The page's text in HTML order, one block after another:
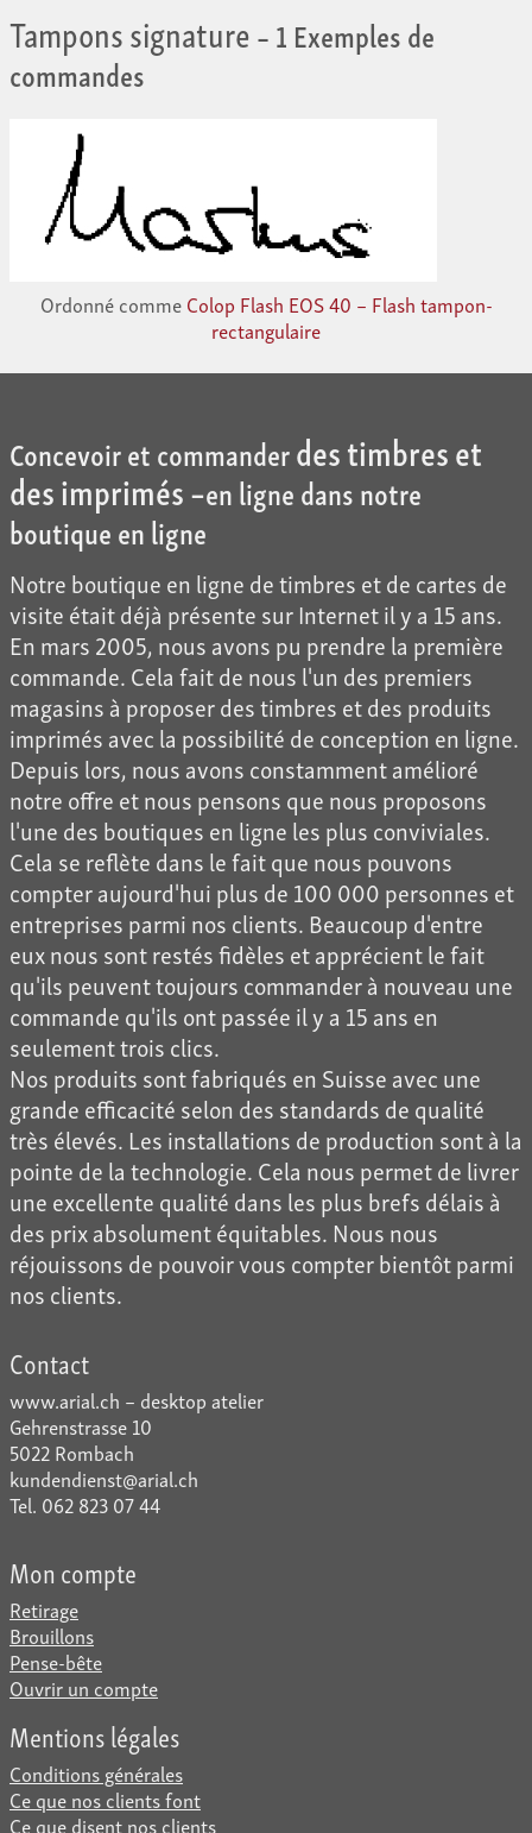
Tampons signature– 1 Exemples de
commandes
Ordonné commeColop Flash EOS 40 – Flash tampon-
rectangulaire
Concevoir et commanderdes timbres et
des imprimés –en ligne dans notre
boutique en ligne
Notre boutique en ligne de timbres et de cartes de
visite était déjà présente sur Internet il y a 15 ans.
En mars 2005, nous avons pu prendre la première
commande. Cela fait de nous l'un des premiers
magasins à proposer des timbres et des produits
imprimés avec la possibilité de conception en ligne.
Depuis lors, nous avons constamment amélioré
notre offre et nous pensons que nous proposons
l'une des boutiques en ligne les plus conviviales.
Cela se reflète dans le fait que nous pouvons
compter aujourd'hui plus de 100 000 personnes et
entreprises parmi nos clients. Beaucoup d'entre
eux nous sont restés fidèles et apprécient le fait
qu'ils peuvent toujours commander à nouveau une
commande qu'ils ont passée il y a 15 ans en
seulement trois clics.
Nos produits sont fabriqués en Suisse avec une
grande efficacité selon des standards de qualité
très élevés. Les installations de production sont à la
pointe de la technologie. Cela nous permet de livrer
une excellente qualité dans les plus brefs délais à
des prix absolument équitables. Nous nous
réjouissons de pouvoir vous compter bientôt parmi
nos clients.
Contact
www.arial.ch – desktop atelier
Gehrenstrasse 10
5022 Rombach
kundendienst@arial.ch
Tel. 062 823 07 44
Mon compte
Retirage
Brouillons
Pense-bête
Ouvrir un compte
Mentions légales
Conditions générales
Ce que nos clients font
Ce que disent nos clients